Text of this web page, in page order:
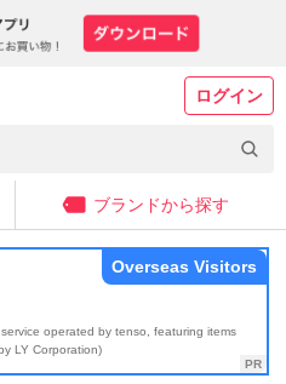
ログイン
ブランドから探す
operated by tenso, featuring items
LY Corporation)
Overseas Visitors